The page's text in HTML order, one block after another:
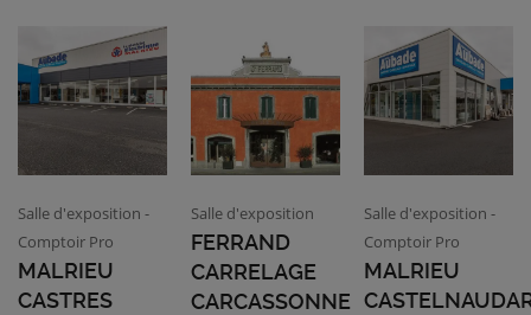
Salle d'exposition -
Comptoir Pro
MALRIEU
CASTRES
Salle d'exposition
FERRAND
CARRELAGE
CARCASSONNE
Salle d'exposition -
Comptoir Pro
MALRIEU